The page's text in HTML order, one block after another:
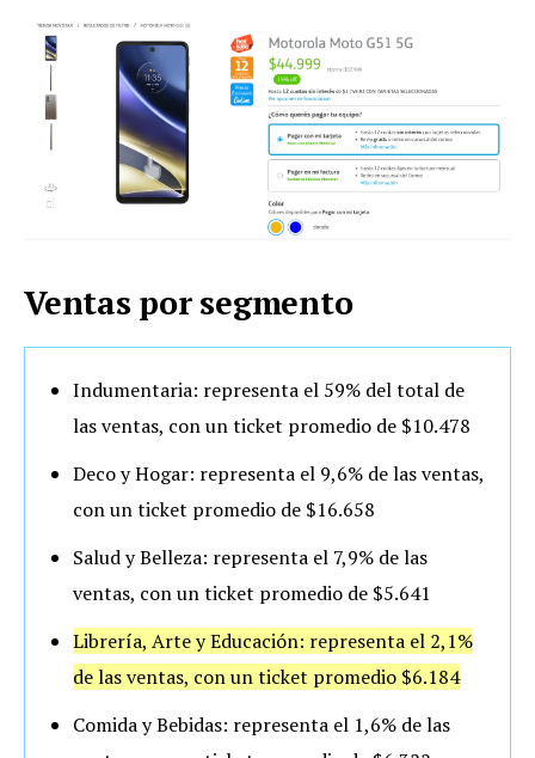
Ventas por segmento
Indumentaria: representa el 59% del total de
las ventas, con un ticket promedio de $10.478
Deco y Hogar: representa el 9,6% de las ventas,
con un ticket promedio de $16.658
Salud y Belleza: representa el 7,9% de las
ventas, con un ticket promedio de $5.641
Librería, Arte y Educación: representa el 2,1%
de las ventas, con un ticket promedio $6.184
Comida y Bebidas: representa el 1,6% de las